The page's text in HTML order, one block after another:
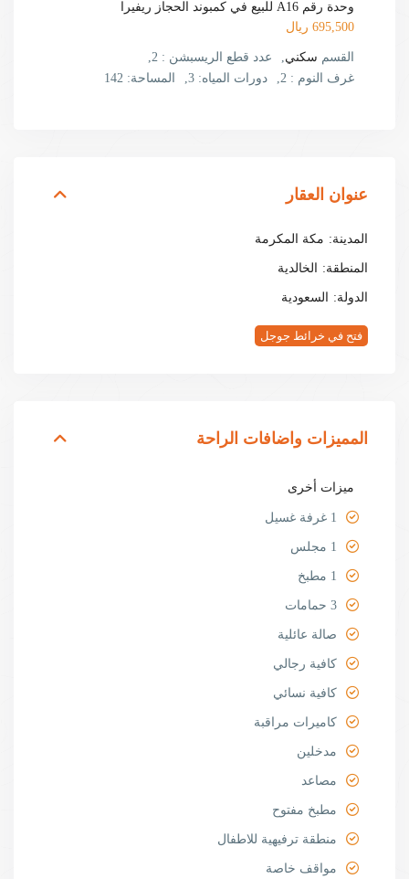
وحدة رقم A16 للبيع في كمبوند الحجاز ريفيرا
695,500 ريال
القسم سكني عدد قطع الريسبشن : 2,
غرف النوم :
دورات المياه:3, المساحة: 142
عنوان العقار
المدينة: مكة المكرمة
المنطقة: الخالدية
الدولة: السعودية
فتح في خرائط جوجل
المميزات واضافات الراحة
ميزات أخرى
1 غرفة غسيل
1 مجلس
1 مطبخ
3 حمامات
صالة عائلية
كافية رجالي
كافية نسائي
كاميرات مراقبة
مدخلين
مصاعد
مطبخ مفتوح
منطقة ترفيهية للاطفال
مواقف خاصة